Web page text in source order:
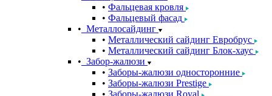
Фальцевая кровля
Фальцевый фасад
Металлосайдинг
Металлический сайдинг Евробрус
Металлический сайдинг Блок-хаус
Забор-жалюзи
Заборы-жалюзи односторонние
Заборы-жалюзи Prestige
Заборы-жалюзи Royal